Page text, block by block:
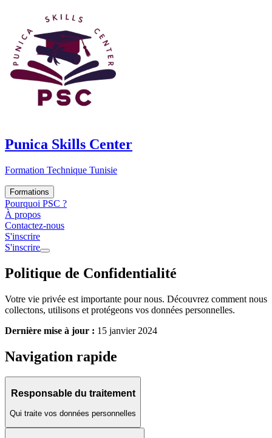
Punica Skills Center
Formation Technique Tunisie
Formations
Pourquoi PSC ?
À propos
Contactez-nous
S'inscrire
S'inscrire
Politique de Confidentialité
Votre vie privée est importante pour nous. Découvrez comment nous
collectons, utilisons et protégeons vos données personnelles.
Dernière mise à jour : 15 janvier 2024
Navigation rapide
Responsable du traitement
Qui traite vos données personnelles